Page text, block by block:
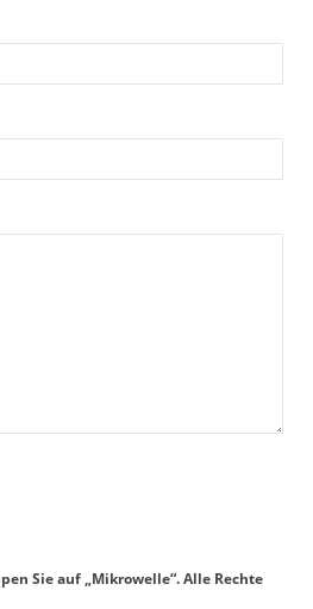
Sie auf „Mikrowelle“.Alle Rechte